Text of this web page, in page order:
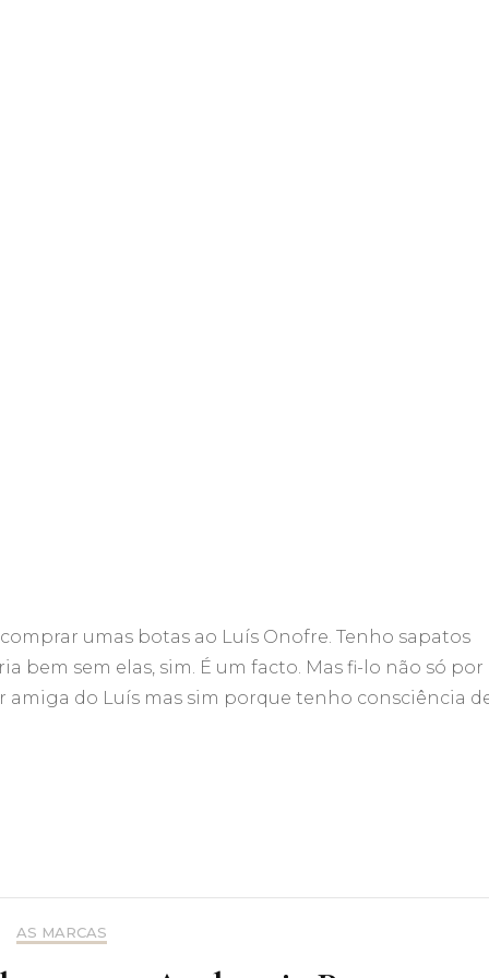
umas botas ao Luís Onofre. Tenho sapatos
bem sem elas, sim. É um facto. Mas fi-lo não só por
do Luís mas sim porque tenho consciência
AS MARCAS